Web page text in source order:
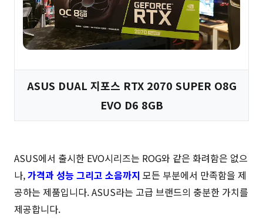
ASUS DUAL 지포스 RTX 2070 SUPER O8G
EVO D6 8GB
ASUS에서 출시한 EVO시리즈는 ROG와 같은 화려함은 없으
나,가격과 성능 그리고 소음까지 모든 부분에서 만족함을 제
공하는 제품입니다. ASUS라는 고급 브랜드의 충분한 가치를
제공합니다.